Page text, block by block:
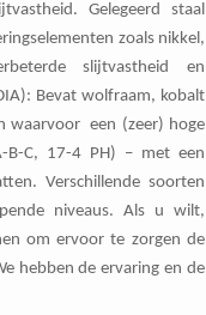
Gelegeerd staal
zoals nikkel,
slijtvastheid en
Bevat wolfraam, kobalt
waarvoor een (zeer) hoge
B-C, 17-4 PH) – met een
Verschillende soorten
niveaus. Als u wilt,
om ervoor te zorgen de
hebben de ervaring en de